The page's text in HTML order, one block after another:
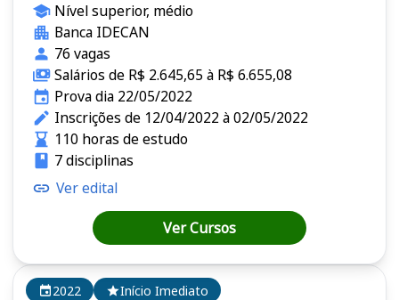
2022 Início Imediato
Nível superior, médio
Banca IDECAN
76 vagas
Salários de R$ 2.645,65 à R$ 6.655,08
Prova dia 22/05/2022
Inscrições de 12/04/2022 à 02/05/2022
110 horas de estudo
7 disciplinas
Ver edital
Ver Cursos